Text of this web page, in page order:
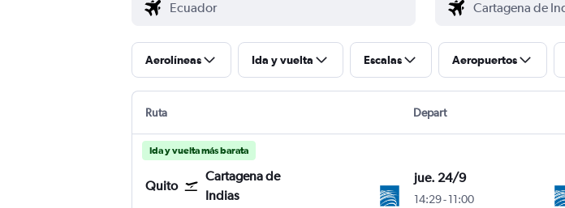
Aerolíneas Ida y vuelta Escalas Aeropuertos
Ruta Depart
Ida y vuelta más barata
Quito
Cartagena de
Indias
jue. 24/9
14:29-11:00